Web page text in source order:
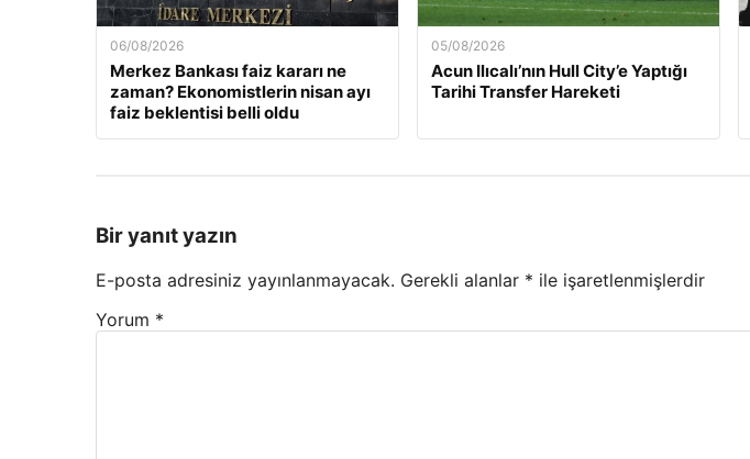
06/08/2026
Merkez Bankası faiz kararı ne
zaman? Ekonomistlerin nisan ayı
faiz beklentisi belli oldu
05/08/2026
Acun Ilıcalı’nın Hull City’e Yaptığı
Tarihi Transfer Hareketi
Bir yanıt yazın
E-posta adresiniz yayınlanmayacak. Gerekli alanlar * ile işaretlenmişlerdir
Yorum *